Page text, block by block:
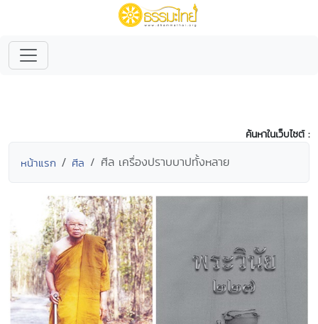
ค้นหาในเว็บไซต์ :
หน้าแรก ศีล ศีล เครื่องปราบบาปทั้งหลาย